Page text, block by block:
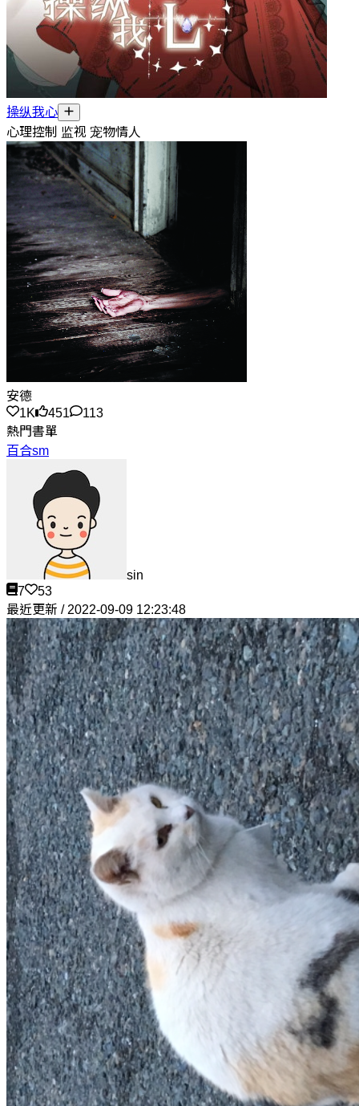
操纵我心
心理控制 监视 宠物情人
安德
1K
451
113
熱門書單
百合sm
sin
7
53
最近更新 / 2022-09-09 12:23:48